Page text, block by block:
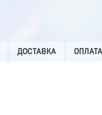
ДОСТАВКА ОПЛАТА